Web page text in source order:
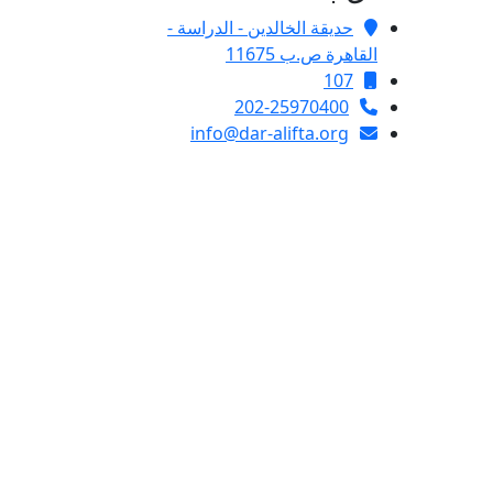
حديقة الخالدين - الدراسة -
القاهرة ص.ب 11675
107
202-25970400
info@dar-alifta.org